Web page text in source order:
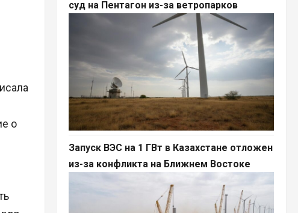
о
суд на Пентагон из-за ветропарков
Запуск ВЭС на 1 ГВт в Казахстане отложен
из-за конфликта на Ближнем Востоке